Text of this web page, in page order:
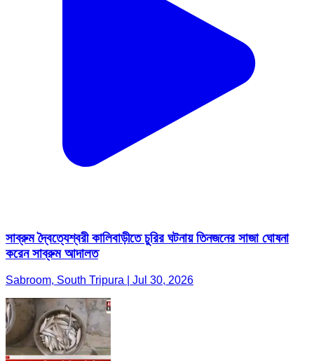
সাব্রুম দ্বৈত্যেশ্বরী কালিবাড়ীতে চুরির ঘটনায় তিনজনের সাজা ঘোষনা
করেন সাব্রুম আদালত
Sabroom, South Tripura | Jul 30, 2026